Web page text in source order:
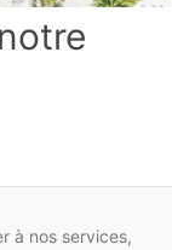
à nos services,